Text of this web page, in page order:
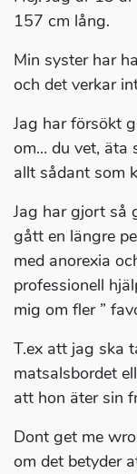
157 cm lång.
Min syster har
och det verkar
Jag har försökt
om... du vet,
allt sådant som
Jag har gjort så
gått en längre
med anorexia
professionell
mig om fler ”
T.ex att jag ska
matsalsbordet
att hon äter sin
Dont get me
om det betyder